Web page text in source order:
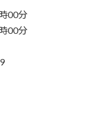
00分
00分